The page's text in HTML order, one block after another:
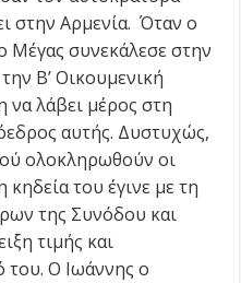
στην Αρμενία. Όταν ο
Μέγας συνεκάλεσε στην
Β’ Οικουμενική
να λάβει μέρος στη
αυτής. Δυστυχώς,
ολοκληρωθούν οι
του έγινε με τη
της Συνόδου και
τιμής και
Ο Ιωάννης ο